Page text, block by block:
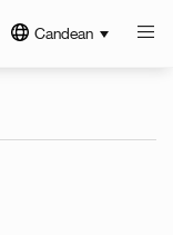
Candean